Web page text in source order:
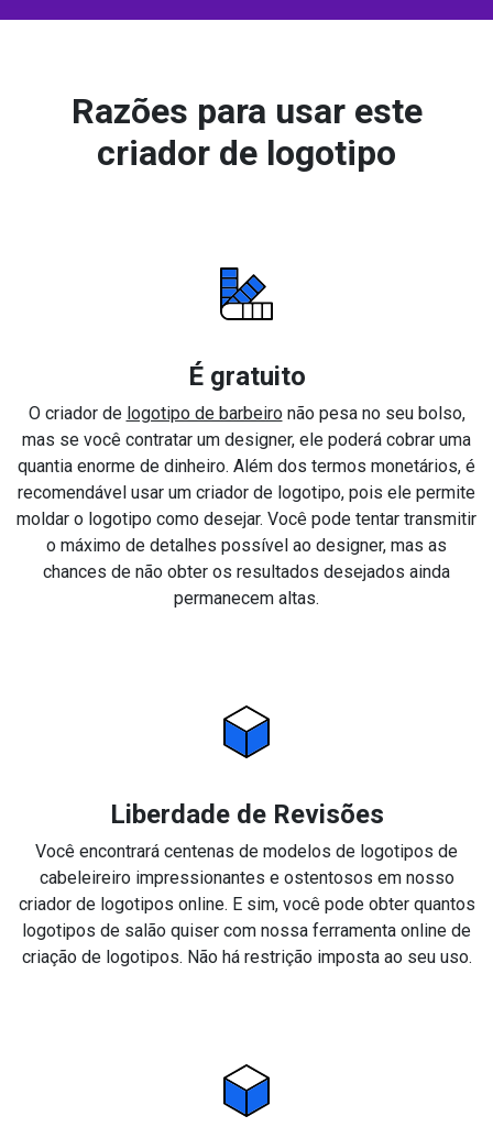
Razões para usar este
criador de logotipo
É gratuito
O criador de logotipo de barbeironão pesa no seu bolso,
mas se você contratar um designer, ele poderá cobrar uma
quantia enorme de dinheiro. Além dos termos monetários, é
recomendável usar um criador de logotipo, pois ele permite
moldar o logotipo como desejar. Você pode tentar transmitir
o máximo de detalhes possível ao designer, mas as
chances de não obter os resultados desejados ainda
permanecem altas.
Liberdade de Revisões
Você encontrará centenas de modelos de logotipos de
cabeleireiro impressionantes e ostentosos em nosso
criador de logotipos online. E sim, você pode obter quantos
logotipos de salão quiser com nossa ferramenta online de
criação de logotipos. Não há restrição imposta ao seu uso.